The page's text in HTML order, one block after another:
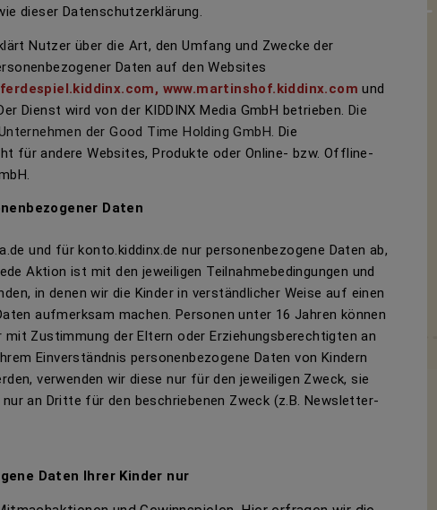
dieser Datenschutzerklärung.
Nutzer über die Art, den Umfang und Zwecke der
Daten auf den Websites
www.martinshof.kiddinx.com und
Dienst wird von der KIDDINX Media GmbH betrieben.Die
der Good Time Holding GmbH. Die
für andere Websites, Produkte oder Online- bzw. Offline-
Daten
und für konto.kiddinx.de nur personenbezogene Daten ab,
Aktion ist mit den jeweiligen Teilnahmebedingungen und
in denen wir die Kinder in verständlicher Weise auf einen
aufmerksam machen. Personen unter 16 Jahren können
mit Zustimmung der Eltern oder Erziehungsberechtigten an
Einverständnis personenbezogene Daten von Kindern
verwenden wir diese nur für den jeweiligen Zweck, sie
an Dritte für den beschriebenen Zweck (z.B. Newsletter-
Daten Ihrer Kinder nur